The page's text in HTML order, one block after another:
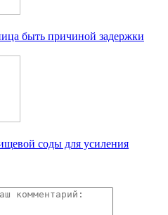
быть причиной задержки
соды для усиления